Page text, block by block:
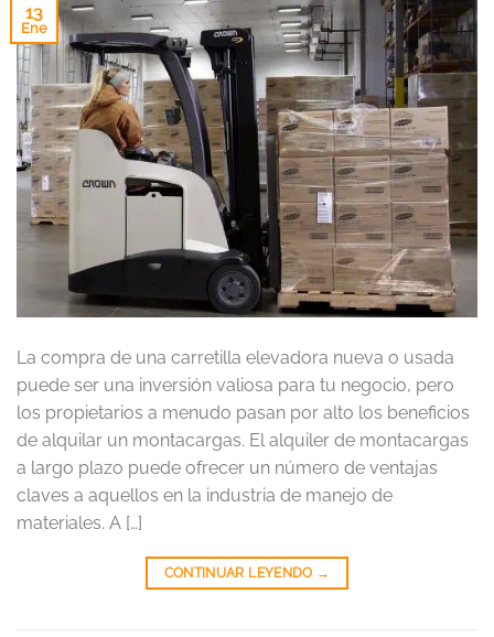
13
Ene
La compra de una carretilla elevadora nueva o usada
puede ser una inversión valiosa para tu negocio, pero
los propietarios a menudo pasan por alto los beneficios
de alquilar un montacargas. El alquiler de montacargas
a largo plazo puede ofrecer un número de ventajas
claves a aquellos en la industria de manejo de
materiales. A […]
CONTINUAR LEYENDO →